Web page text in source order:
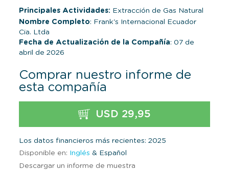
Principales Actividades: Extracción de Gas Natural
Nombre Completo: Frank's Internacional Ecuador
Cia. Ltda
Fecha de Actualización de la Compañía: 07 de
abril de 2026
Comprar nuestro informe de
esta compañía
USD 29,95
Los datos financieros más recientes: 2025
Disponible en: Inglés & Español
Descargar un informe de muestra